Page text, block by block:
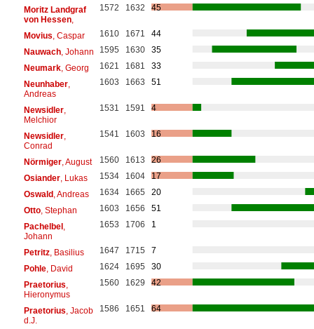
Moritz Landgraf
von Hessen,
1572 1632 45
Movius , Caspar 1610 1671
44
Nauwach, Johann 1595 1630
35
Neumark, Georg 1621 1681
33
Neunhaber,
Andreas
1603 1663 51
Newsidler,
Melchior
1531 1591 4
Newsidler,
Conrad
1541 1603 16
Nörmiger, August 1560 1613
26
Osiander, Lukas 1534 1604
17
Oswald, Andreas 1634 1665
20
Otto, Stephan 1603 1656
51
Pachelbel,
Johann
1653 1706 1
Petritz, Basilius 1647 1715
7
Pohle, David 1624 1695
30
Praetorius
Hieronymus
1560 1629 42
Praetorius , Jacob
d.J.
1586 1651 64